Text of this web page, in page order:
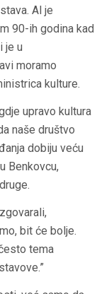
Al je
90-ih godina kad
je u
moramo
kulture.
upravo kultura
naše društvo
dobiju veću
Benkovcu,
bit će bolje.
tema